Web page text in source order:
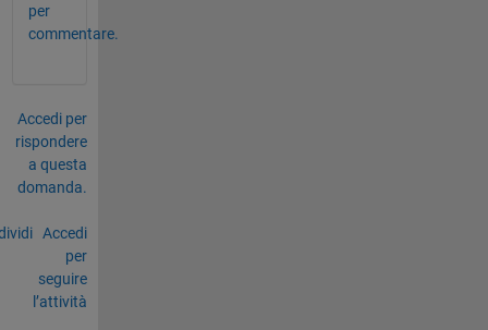
per
commentare.
Accedi per
rispondere
a questa
domanda.
Accedi
per
seguire
l’attività